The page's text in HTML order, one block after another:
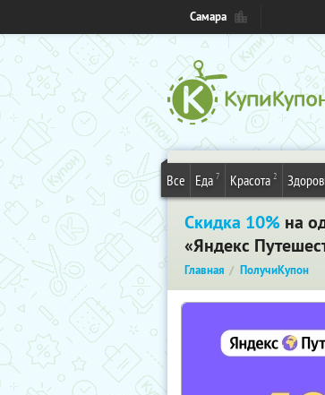
Самара
Все Еда 7 Красота 2
Скидка 10% на
«Яндекс
Главная ПолучиКупон